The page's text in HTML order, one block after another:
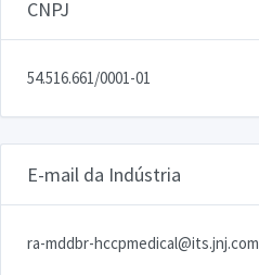
CNPJ
54.516.661/0001-01
E-mail da Indústria
ra-mddbr-hccpmedical@its.jnj.com